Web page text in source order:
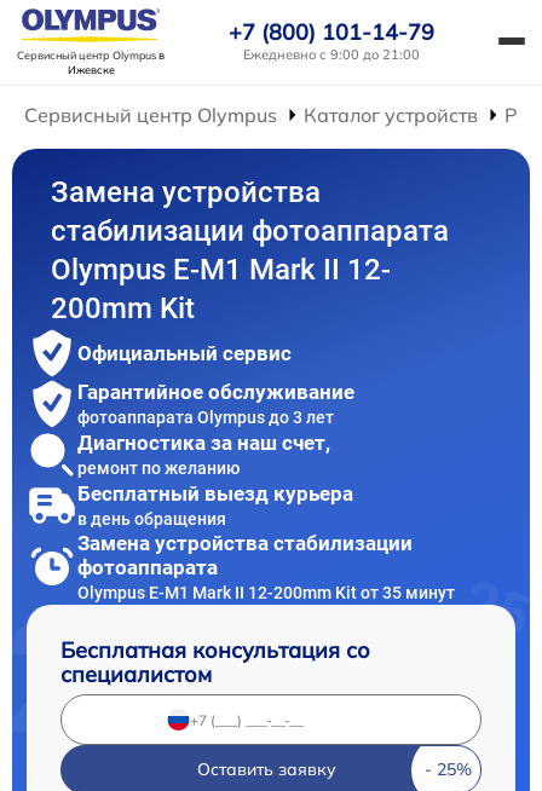
Сервисный центр Olympusв
Ижевске
+7 (800) 101-14-79
Ежедневно с 9:00 до 21:00
Сервисный центр Olympus Каталог устройств
Замена устройства
стабилизации фотоаппарата
Olympus E‑M1 Mark II 12-
200mm Kit
Официальный сервис
Гарантийное обслуживание
фотоаппарата Olympus до 3 лет
Диагностика за наш счет,
ремонт по желанию
Бесплатный выезд курьера
в день обращения
Замена устройства стабилизации
фотоаппарата
Olympus E‑M1 Mark II 12-200mm Kit от 35 минут
Бесплатная консультация со
специалистом
Оставить заявку